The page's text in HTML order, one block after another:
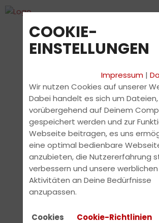
COOKIE-
EINSTELLUNGEN
Impressum |
Wir nutzen Cookies auf unserer
Dabei handelt es sich um
vorübergehend auf Deinem
gespeichert werden und zur
Webseite beitragen, es uns
eine optimal bedienbare
anzubieten, die Nutzererfahrung
verbessern und unsere werblichen
Aktivitäten an Deine Bedürfnisse
anzupassen.
Cookies Cookie-Richtlinien